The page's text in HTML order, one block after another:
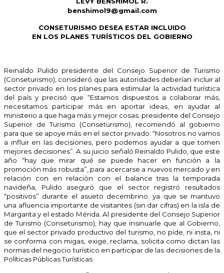
benshimol9@gmail.com
CONSETURISMO DESEA ESTAR INCLUIDO
EN LOS PLANES TURÍSTICOS DEL GOBIERNO
Reinaldo Pulido presidente del Consejo Superior de Turismo
(Conseturismo), consideró que las autoridades deberían incluir al
sector privado en los planes para estimular la actividad turística
del país y precisó que “Estamos dispuestos a colaborar más,
necesitamos participar más en aportar ideas, en ayudar al
ministerio a que haga más y mejor cosas. presidente del Consejo
Superior de Turismo (Conseturismo), recomendó al gobierno
para que se apoye más en el sector privado: “Nosotros no vamos
a influir en las decisiones, pero podemos ayudar a que tomen
mejores decisiones”. A su juicio señaló Reinaldo Pulido, que este
año “hay que mirar qué se puede hacer en función a la
promoción más robusta”, para acercarse a nuevos mercado y en
relación con en relación con el balance tras la temporada
navideña, Pulido aseguró que el sector registró resultados
“positivos” durante el asueto decembrino. ya que se mantuvo
una afluencia importante de visitantes (sin dar cifras) en la isla de
Margarita y el estado Mérida. Al presidente del Consejo Superior
de Turismo (Conseturismo), hay que insinuarle que al Gobierno,
que el sector privado productivo del turismo, no pide, ni insta, ni
se conforma con migas, exige, reclama, solicita como dictan las
normas del negocio turístico en participar de las decisiones de la
Políticas Públicas Turísticas